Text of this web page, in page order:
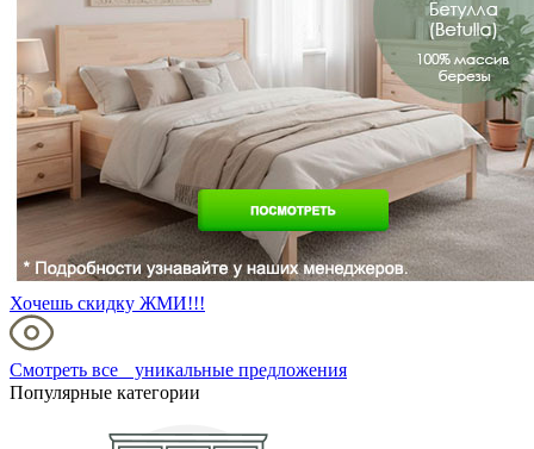
Хочешь скидку ЖМИ!!!
Смотреть все уникальные предложения
Популярные категории